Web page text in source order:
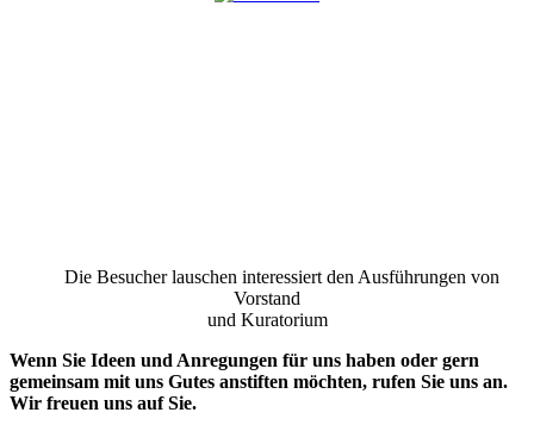
Die Besucher lauschen interessiert den Ausführungen von
Vorstand
und Kuratorium
Wenn Sie Ideen und Anregungen für uns haben oder gern
gemeinsam mit uns Gutes anstiften möchten, rufen Sie uns an.
Wir freuen uns auf Sie.